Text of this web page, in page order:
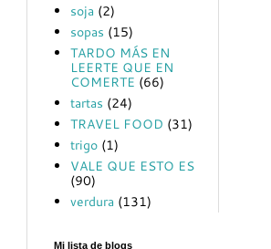
soja (2)
sopas (15)
TARDO MÁS EN
LEERTE QUE EN
COMERTE (66)
tartas (24)
TRAVEL FOOD (31)
trigo (1)
VALE QUE ESTO ES
(90)
verdura (131)
Mi lista de blogs